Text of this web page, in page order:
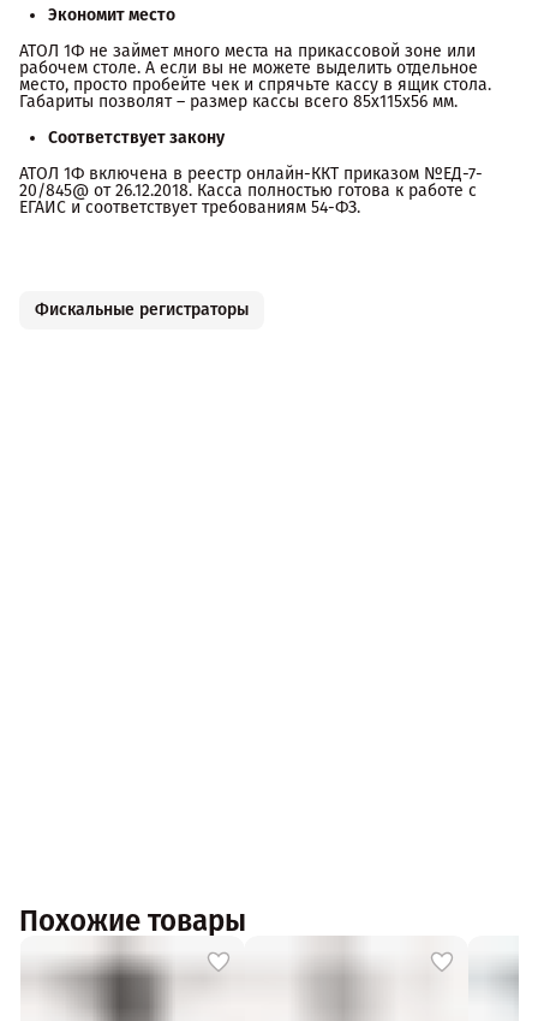
Экономит место
АТОЛ 1Ф не займет много места на прикассовой зоне или
рабочем столе. А если вы не можете выделить отдельное
место, просто пробейте чек и спрячьте кассу в ящик стола.
Габариты позволят – размер кассы всего 85x115x56 мм.
Соответствует закону
АТОЛ 1Ф включена в реестр онлайн-ККТ приказом №ЕД-7-
20/845@ от 26.12.2018. Касса полностью готова к работе с
ЕГАИС и соответствует требованиям 54-ФЗ.
Фискальные регистраторы
Похожие товары